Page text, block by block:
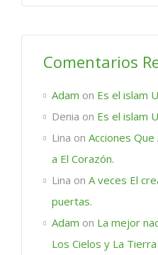
Comentarios
Adam on Es el islam
Denia on Es el islam
Lina on Acciones
a El Corazón.
Lina on A veces El
puertas.
Adam on La mejor
Los Cielos y La Tierra